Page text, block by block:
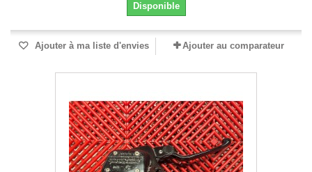
Disponible
Ajouter à ma liste d'envies Ajouter au comparateur